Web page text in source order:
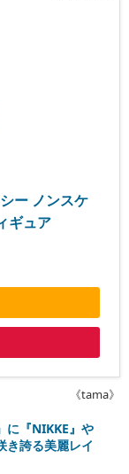
ー ノンスケ
ギュア
《tama》
に『NIKKE』や
き誇る美麗レイ